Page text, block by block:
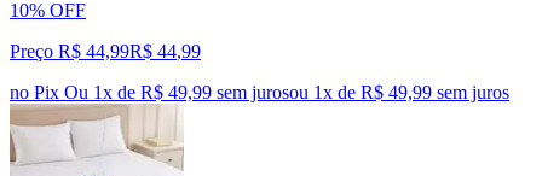
10% OFF
Preço R$ 44,99R$ 44,99
no Pix Ou 1x de R$ 49,99 sem jurosou 1x de R$ 49,99 sem juros